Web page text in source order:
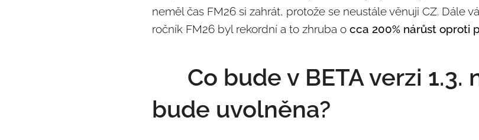
neměl čas FM26 si zahrát, protože se neustále věnuji CZ. Dále
ročník FM26 byl rekordní a to zhruba o cca 200% nárůst oproti
🇨🇿 Co bude v BETA verzi
bude uvolněna?